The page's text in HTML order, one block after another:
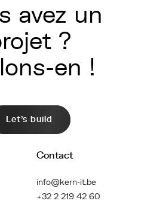
avez un
?
en !
Let's build
Contact
info@kern-it.be
+32 2 219 42 60